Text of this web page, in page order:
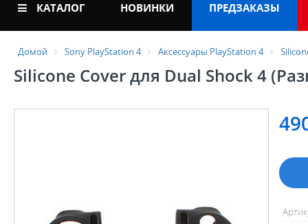
КАТАЛОГ НОВИНКИ ПРЕДЗАКАЗЫ
Домой Sony PlayStation 4 Аксессуары PlayStation 4
Silicone Cover для Dual Shock 4